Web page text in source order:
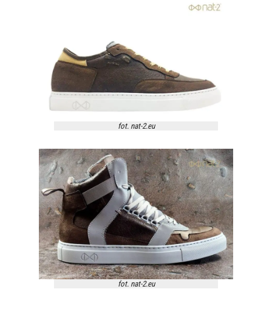
fot. nat-2.eu
fot. nat-2.eu